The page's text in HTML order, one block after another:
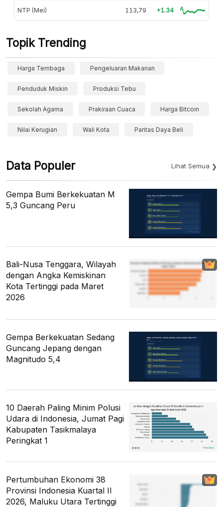
NTP (Mei) 113,79 +1.34
Topik Trending
Harga Tembaga Pengeluaran Makanan
Penduduk Miskin Produksi Tebu
Sekolah Agama Prakiraan Cuaca Harga Bitcoin
Nilai Kerugian Wali Kota Paritas Daya Beli
Data Populer Lihat Semua
Gempa Bumi Berkekuatan M
5,3 Guncang Peru
Bali-Nusa Tenggara, Wilayah
dengan Angka Kemiskinan
Kota Tertinggi pada Maret
2026
Gempa Berkekuatan Sedang
Guncang Jepang dengan
Magnitudo 5,4
10 Daerah Paling Minim Polusi
Udara di Indonesia, Jumat Pagi
Kabupaten Tasikmalaya
Peringkat 1
Pertumbuhan Ekonomi 38
Provinsi Indonesia Kuartal II
2026, Maluku Utara Tertinggi